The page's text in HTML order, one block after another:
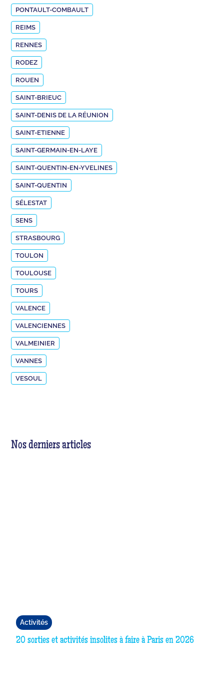
PONTAULT-COMBAULT
REIMS
RENNES
RODEZ
ROUEN
SAINT-BRIEUC
SAINT-DENIS DE LA RÉUNION
SAINT-ETIENNE
SAINT-GERMAIN-EN-LAYE
SAINT-QUENTIN-EN-YVELINES
SAINT-QUENTIN
SÉLESTAT
SENS
STRASBOURG
TOULON
TOULOUSE
TOURS
VALENCE
VALENCIENNES
VALMEINIER
VANNES
VESOUL
Nos derniers articles
Activités
20 sorties et activités insolites à faire à Paris en 2026